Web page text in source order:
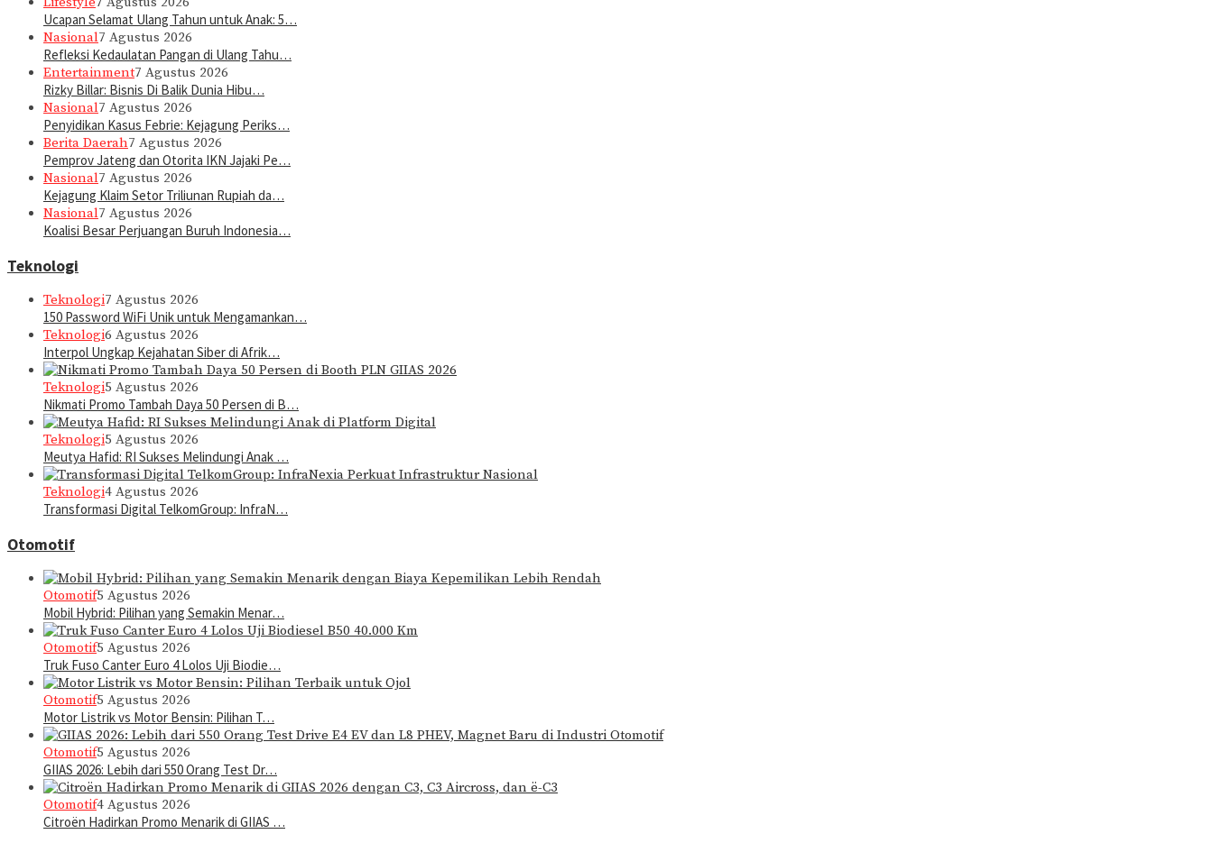
Ucapan Selamat Ulang Tahun untuk Anak: 5…
Nasional7 Agustus 2026
Refleksi Kedaulatan Pangan di Ulang Tahu…
Entertainment7 Agustus 2026
Rizky Billar: Bisnis Di Balik Dunia Hibu…
Nasional7 Agustus 2026
Penyidikan Kasus Febrie: Kejagung Periks…
Berita Daerah7 Agustus 2026
Pemprov Jateng dan Otorita IKN Jajaki Pe…
Nasional7 Agustus 2026
Kejagung Klaim Setor Triliunan Rupiah da…
Nasional7 Agustus 2026
Koalisi Besar Perjuangan Buruh Indonesia…
Teknologi
Teknologi7 Agustus 2026
150 Password WiFi Unik untuk Mengamankan…
Teknologi6 Agustus 2026
Interpol Ungkap Kejahatan Siber di Afrik…
Teknologi5 Agustus 2026
Nikmati Promo Tambah Daya 50 Persen di B…
Teknologi5 Agustus 2026
Meutya Hafid: RI Sukses Melindungi Anak …
Teknologi4 Agustus 2026
Transformasi Digital TelkomGroup: InfraN…
Otomotif
Otomotif5 Agustus 2026
Mobil Hybrid: Pilihan yang Semakin Menar…
Otomotif5 Agustus 2026
Truk Fuso Canter Euro 4 Lolos Uji Biodie…
Otomotif5 Agustus 2026
Motor Listrik vs Motor Bensin: Pilihan T…
Otomotif5 Agustus 2026
GIIAS 2026: Lebih dari 550 Orang Test Dr…
Otomotif4 Agustus 2026
Citroën Hadirkan Promo Menarik di GIIAS …